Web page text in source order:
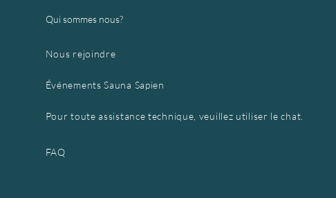
Qui sommes nous?
Nous rejoindre
Événements Sauna Sapien
Pour toute assistance technique, veuillez utiliser le chat.
FAQ